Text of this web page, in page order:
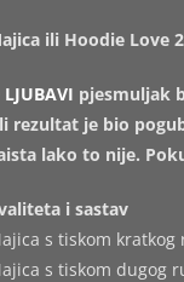
ili Hoodie Love 2
LJUBAVI pjesmuljak
rezultat je bio
lako to nije.
i sastav
s tiskom kratkog
s tiskom dugog